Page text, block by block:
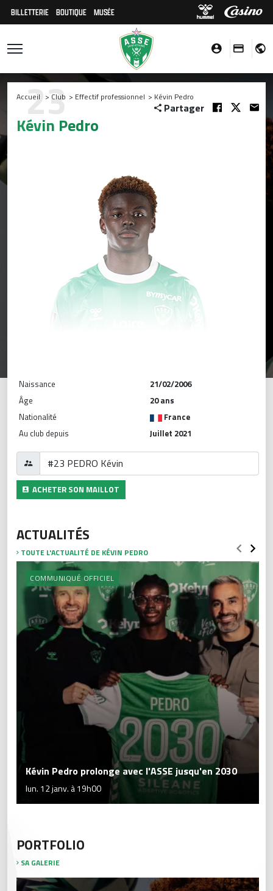
BILLETTERIE BOUTIQUE MUSÉE
Accueil > Club > Effectif professionnel > Kévin Pedro
Partager
Kévin Pedro
23
Naissance
21/02/2006
Âge
20 ans
Nationalité
France
Au club depuis
Juillet 2021
ACHETER SON MAILLOT
ACTUALITÉS
TOUTE L'ACTUALITÉ DE KÉVIN PEDRO
COMMUNIQUÉ OFFICIEL
Kévin Pedro prolonge avec l'ASSE jusqu'en 2030
lun. 12 janv. à 19h00
PORTFOLIO
SA GALERIE